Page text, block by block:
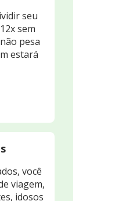
seu
sem
pesa
estará
você
viagem,
idosos